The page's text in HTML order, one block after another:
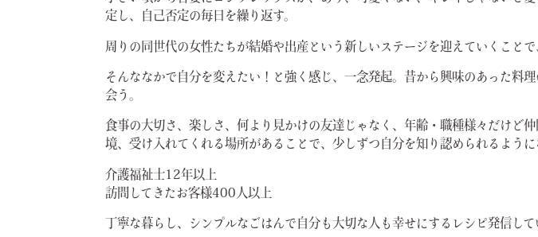
定し、自己否定の毎日を繰り返す。
周りの同世代の女性たちが結婚や出産という新しいステージを迎えていくことで
そんななかで自分を変えたい！と強く感じ、一念発起。昔から興味のあった料
会う。
食事の大切さ、楽しさ、何より見かけの友達じゃなく、年齢・職種様々だけど
境、受け入れてくれる場所があることで、少しずつ自分を知り認められるように
介護福祉士12年以上
訪問してきたお客様400人以上
丁寧な暮らし、シンプルなごはんで自分も大切な人も幸せにするレシピ発信して